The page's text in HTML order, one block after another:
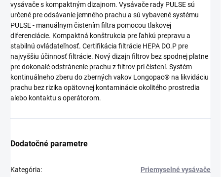
vysávače s kompaktným dizajnom. Vysávače rady PULSE sú
určené pre odsávanie jemného prachu a sú vybavené systému
PULSE - manuálnym čistením filtra pomocou tlakovej
diferenciácie. Kompaktná konštrukcia pre ľahkú prepravu a
stabilnú ovládateľnosť. Certifikácia filtrácie HEPA DO.P pre
najvyššiu účinnosť filtrácie. Nový dizajn filtrov bez spodnej platne
pre dokonalé odstránenie prachu z filtrov pri čistení. Systém
kontinuálneho zberu do zberných vakov Longopac® na likvidáciu
prachu bez rizika opätovnej kontaminácie okolitého prostredia
alebo kontaktu s operátorom.
Dodatočné parametre
Kategória: Priemyselné vysávače